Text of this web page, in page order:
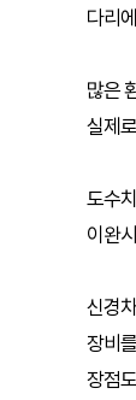
다리
많은
실제
도수
이완
신경
장비
장점